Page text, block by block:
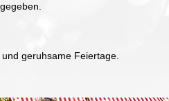
geruhsame Feiertage.